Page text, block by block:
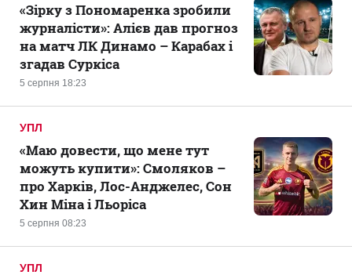
5 серпня 18:23
«Зірку з Пономаренка зробили
журналісти»: Алієв дав прогноз
на матч ЛК Динамо – Карабах і
згадав Суркіса
УПЛ
5 серпня 08:23
«Маю довести, що мене тут
можуть купити»: Смоляков –
про Харків, Лос-Анджелес, Сон
Хин Міна і Льоріса
УПЛ